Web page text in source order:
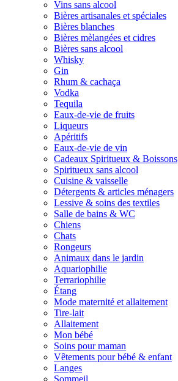
Vins sans alcool
Bières artisanales et spéciales
Bières blanches
Bières mèlangées et cidres
Bières sans alcool
Whisky
Gin
Rhum & cachaça
Vodka
Tequila
Eaux-de-vie de fruits
Liqueurs
Apéritifs
Eaux-de-vie de vin
Cadeaux Spiritueux & Boissons
Spiritueux sans alcool
Cuisine & vaisselle
Détergents & articles ménagers
Lessive & soins des textiles
Salle de bains & WC
Chiens
Chats
Rongeurs
Animaux dans le jardin
Aquariophilie
Terrariophilie
Étang
Mode maternité et allaitement
Tire-lait
Allaitement
Mon bébé
Soins pour maman
Vêtements pour bébé & enfant
Langes
Sommeil